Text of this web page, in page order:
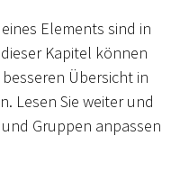
Elements sind in
Kapitel können
Übersicht in
Lesen Sie weiter und
Gruppen anpassen